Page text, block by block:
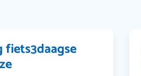
fiets3daagse